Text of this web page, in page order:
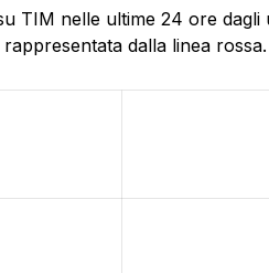
TIM nelle ultime 24 ore
dalla linea rossa.